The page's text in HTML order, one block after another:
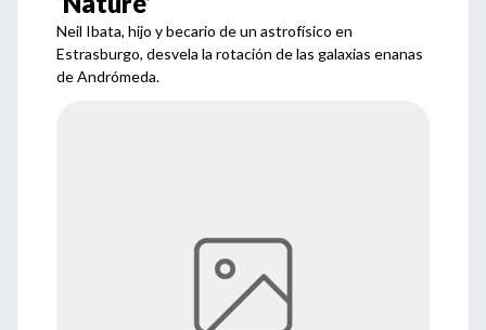
Neil Ibata, hijo y becario de un astrofísico en
Estrasburgo, desvela la rotación de las galaxias enanas
de Andrómeda.